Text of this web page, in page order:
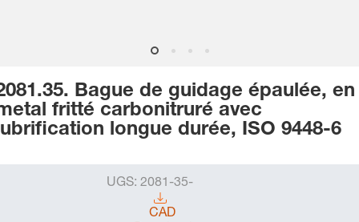
Bague de guidage épaulée, en
fritté carbonitruré avec
longue durée, ISO 9448-6
UGS: 2081-35-
CAD